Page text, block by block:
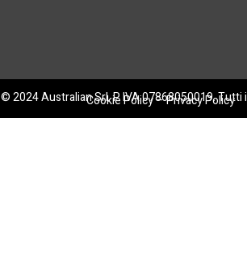
© 2024 Australian Srl. P. IVA 07868050019. Tutti
Cookie Policy–Privacy Policy